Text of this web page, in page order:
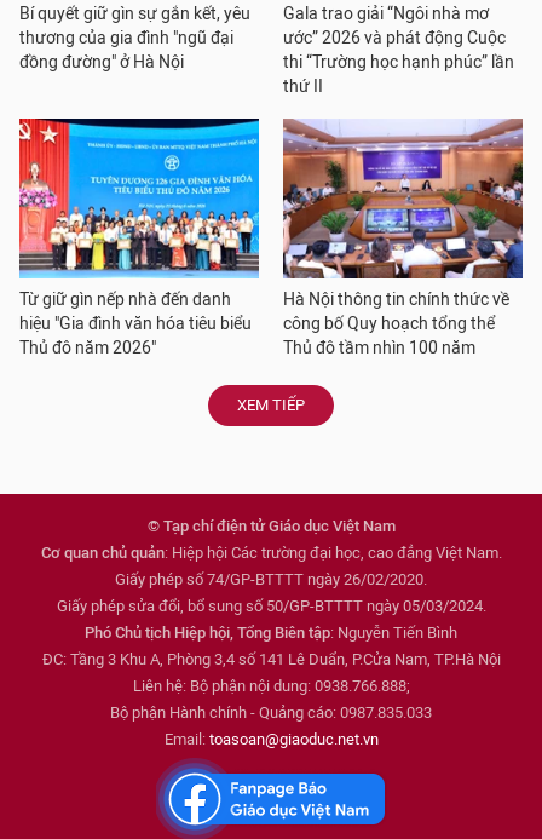
Bí quyết giữ gìn sự gắn kết, yêu
thương của gia đình "ngũ đại
đồng đường" ở Hà Nội
Gala trao giải “Ngôi nhà mơ
ước” 2026 và phát động Cuộc
thi “Trường học hạnh phúc” lần
thứ II
Từ giữ gìn nếp nhà đến danh
hiệu "Gia đình văn hóa tiêu biểu
Thủ đô năm 2026"
Hà Nội thông tin chính thức về
công bố Quy hoạch tổng thể
Thủ đô tầm nhìn 100 năm
XEM TIẾP
© Tạp chí điện tử Giáo dục Việt Nam
Cơ quan chủ quản: Hiệp hội Các trường đại học, cao đẳng Việt Nam.
Giấy phép số 74/GP-BTTTT ngày 26/02/2020.
Giấy phép sửa đổi, bổ sung số 50/GP-BTTTT ngày 05/03/2024.
Phó Chủ tịch Hiệp hội, Tổng Biên tập: Nguyễn Tiến Bình
ĐC: Tầng 3 Khu A, Phòng 3,4 số 141 Lê Duẩn, P.Cửa Nam, TP.Hà Nội
Liên hệ: Bộ phận nội dung: 0938.766.888;
Bộ phận Hành chính - Quảng cáo: 0987.835.033
Email: toasoan@giaoduc.net.vn